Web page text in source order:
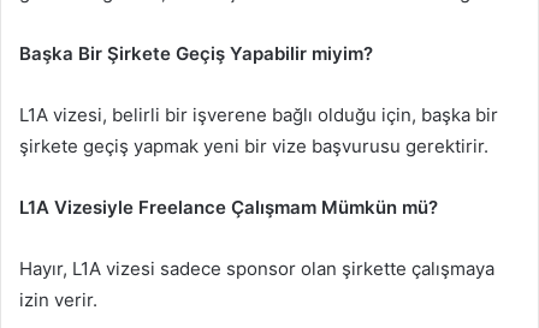
Başka Bir Şirkete Geçiş Yapabilir miyim?
L1A vizesi, belirli bir işverene bağlı olduğu için, başka bir
şirkete geçiş yapmak yeni bir vize başvurusu gerektirir.
L1A Vizesiyle Freelance Çalışmam Mümkün mü?
Hayır, L1A vizesi sadece sponsor olan şirkette çalışmaya
izin verir.